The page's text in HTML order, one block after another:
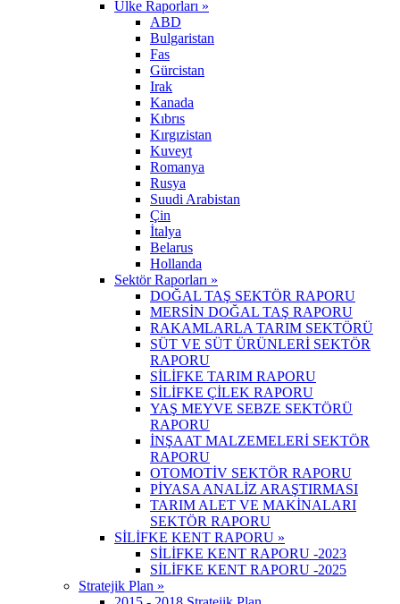
Ülke Raporları »
ABD
Bulgaristan
Fas
Gürcistan
Irak
Kanada
Kıbrıs
Kırgızistan
Kuveyt
Romanya
Rusya
Suudi Arabistan
Çin
İtalya
Belarus
Hollanda
Sektör Raporları »
DOĞAL TAŞ SEKTÖR RAPORU
MERSİN DOĞAL TAŞ RAPORU
RAKAMLARLA TARIM SEKTÖRÜ
SÜT VE SÜT ÜRÜNLERİ SEKTÖR
RAPORU
SİLİFKE TARIM RAPORU
SİLİFKE ÇİLEK RAPORU
YAŞ MEYVE SEBZE SEKTÖRÜ
RAPORU
İNŞAAT MALZEMELERİ SEKTÖR
RAPORU
OTOMOTİV SEKTÖR RAPORU
PİYASA ANALİZ ARAŞTIRMASI
TARIM ALET VE MAKİNALARI
SEKTÖR RAPORU
SİLİFKE KENT RAPORU »
SİLİFKE KENT RAPORU -2023
SİLİFKE KENT RAPORU -2025
Stratejik Plan »